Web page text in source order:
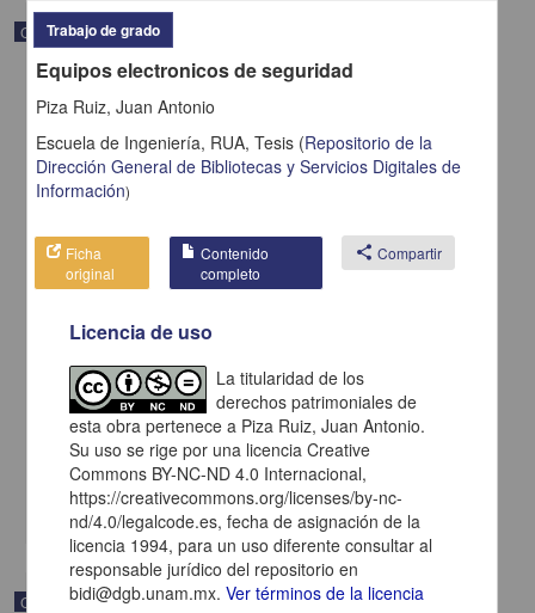
Correspondencia postal
Carta de H. C. Pitman a Francisco I. Madero en la que le solicita
una fotografía
Pitman, H. C.
[sin fecha]
Multidisciplina
Correspondencia postal
Trabajo de grado
Equipos electronicos de seguridad
Piza Ruiz, Juan Antonio
Escuela de Ingeniería, RUA, Tesis (Repositorio de la
Dirección General de Bibliotecas y Servicios Digitales de
Información)
Ficha
original
Contenido
completo
share Compartir
Licencia de uso
La titularidad de los
derechos patrimoniales de
esta obra pertenece a Piza Ruiz, Juan Antonio.
Su uso se rige por una licencia Creative
Commons BY-NC-ND 4.0 Internacional,
https://creativecommons.org/licenses/by-nc-
nd/4.0/legalcode.es, fecha de asignación de la
licencia 1994, para un uso diferente consultar al
responsable jurídico del repositorio en
bidi@dgb.unam.mx.Ver términos de la licencia